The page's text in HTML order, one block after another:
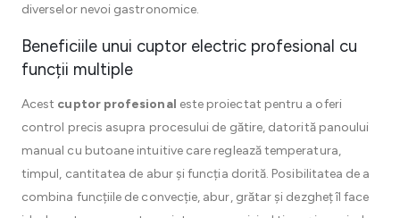
diverselor nevoi gastronomice.
Beneficiile unui cuptor electric profesional cu
funcții multiple
Acest cuptor profesional este proiectat pentru a oferi
control precis asupra procesului de gătire, datorită panoului
manual cu butoane intuitive care reglează temperatura,
timpul, cantitatea de abur și funcția dorită. Posibilitatea de a
combina funcțiile de convecție, abur, grătar și dezgheț îl face